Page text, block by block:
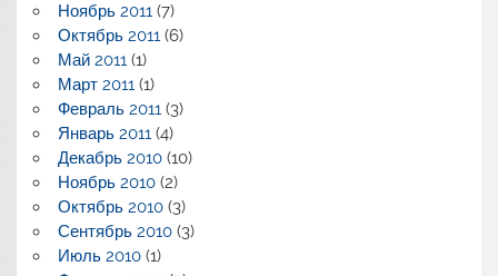
Ноябрь 2011(7)
Октябрь 2011(6)
Май 2011(1)
Март 2011(1)
Февраль 2011(3)
Январь 2011(4)
Декабрь 2010(10)
Ноябрь 2010(2)
Октябрь 2010(3)
Сентябрь 2010(3)
Июль 2010(1)